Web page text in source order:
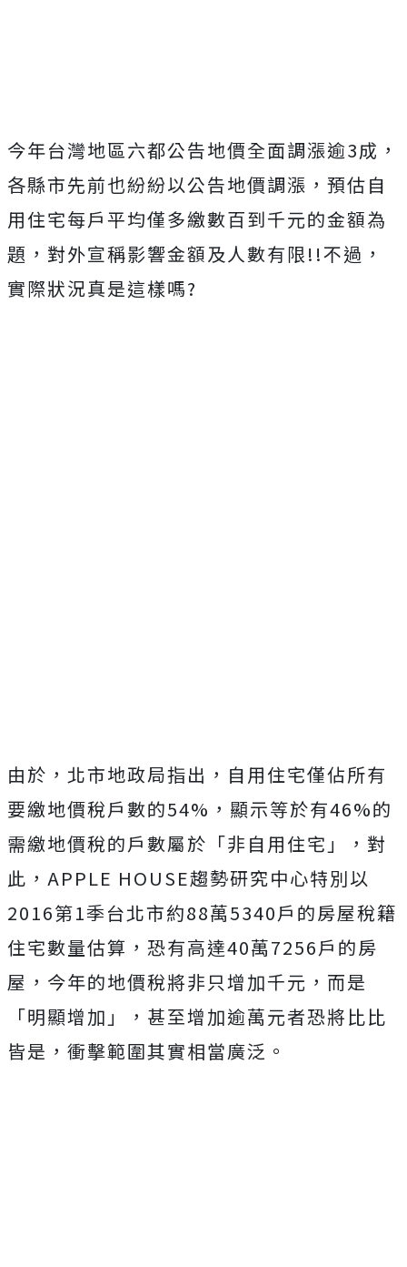
今年台灣地區六都公告地價全面調漲逾3成，
各縣市先前也紛紛以公告地價調漲，預估自
用住宅每戶平均僅多繳數百到千元的金額為
題，對外宣稱影響金額及人數有限!!不過，
實際狀況真是這樣嗎?
由於，北市地政局指出，自用住宅僅佔所有
要繳地價稅戶數的54%，顯示等於有46%的
需繳地價稅的戶數屬於「非自用住宅」，對
此，APPLE HOUSE趨勢研究中心特別以
2016第1季台北市約88萬5340戶的房屋稅籍
住宅數量估算，恐有高達40萬7256戶的房
屋，今年的地價稅將非只增加千元，而是
「明顯增加」，甚至增加逾萬元者恐將比比
皆是，衝擊範圍其實相當廣泛。